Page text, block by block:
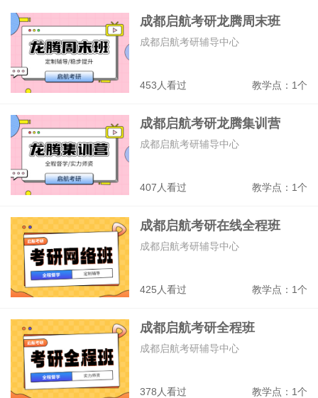
成都启航考研龙腾周末班
453人看过 教学点：1个
成都启航考研辅导中心
成都启航考研龙腾集训营
407人看过 教学点：1个
成都启航考研辅导中心
成都启航考研在线全程班
425人看过 教学点：1个
成都启航考研辅导中心
成都启航考研全程班
378人看过 教学点：1个
成都启航考研辅导中心